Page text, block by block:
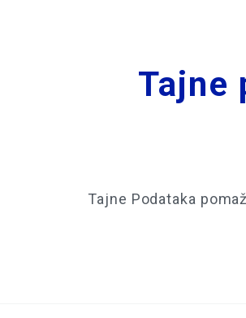
Tajne
Tajne Podataka